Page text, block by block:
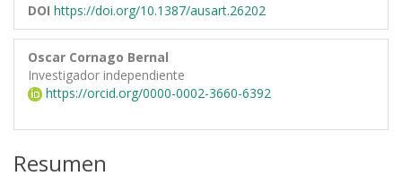
DOI https://doi.org/10.1387/ausart.26202
Oscar Cornago Bernal
Investigador independiente
https://orcid.org/0000-0002-3660-6392
Resumen